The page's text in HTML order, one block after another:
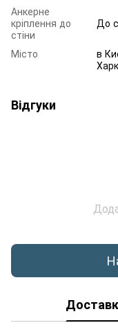
Анкерне
кріплення до
стіни
До
Місто
в
Відгуки